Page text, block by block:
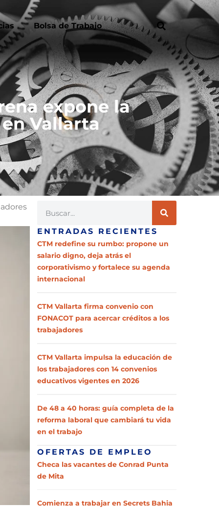
Bolsa de Trabajo
expone la
Vallarta
ENTRADAS RECIENTES
CTM redefine su rumbo: propone un
salario digno, deja atrás el
corporativismo y fortalece su agenda
internacional
CTM Vallarta firma convenio con
FONACOT para acercar créditos a los
trabajadores
CTM Vallarta impulsa la educación de
los trabajadores con 14 convenios
educativos vigentes en 2026
De 48 a 40 horas: guía completa de la
reforma laboral que cambiará tu vida
en el trabajo
OFERTAS DE EMPLEO
Checa las vacantes de Conrad Punta
de Mita
Comienza a trabajar en Secrets Bahia